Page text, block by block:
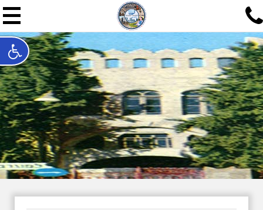
תל אביב שלי
תיור ישראלי בעריכת אילן
האתר המרכזי להיסטוריה של תל אביב ותולדות ארץ ישראל -
חייגו עכשיו:052-7747748
שלחו פנייה:ilan@mytelaviv.co.il
English עברית צור קשר